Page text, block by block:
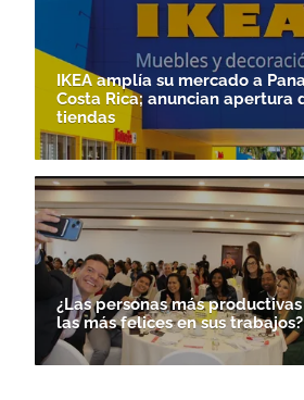
IKEA amplía su mercado a
Costa Rica; anuncian apertura
tiendas
¿Las personas más
las más felices en sus trabajos?